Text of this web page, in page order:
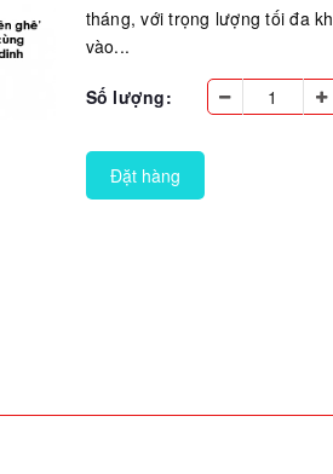
tháng, với trọng lượng tối đa
vào...
Số lượng:
Đặt hàng